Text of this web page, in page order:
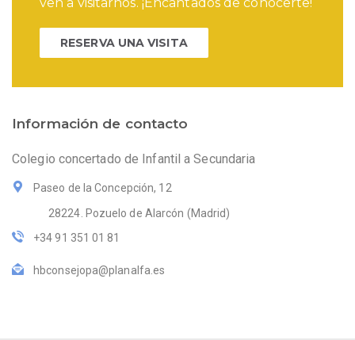
RESERVA UNA VISITA
Información de contacto
Colegio concertado de Infantil a Secundaria
Paseo de la Concepción, 12
28224. Pozuelo de Alarcón (Madrid)
+34 91 351 01 81
hbconsejopa@planalfa.es